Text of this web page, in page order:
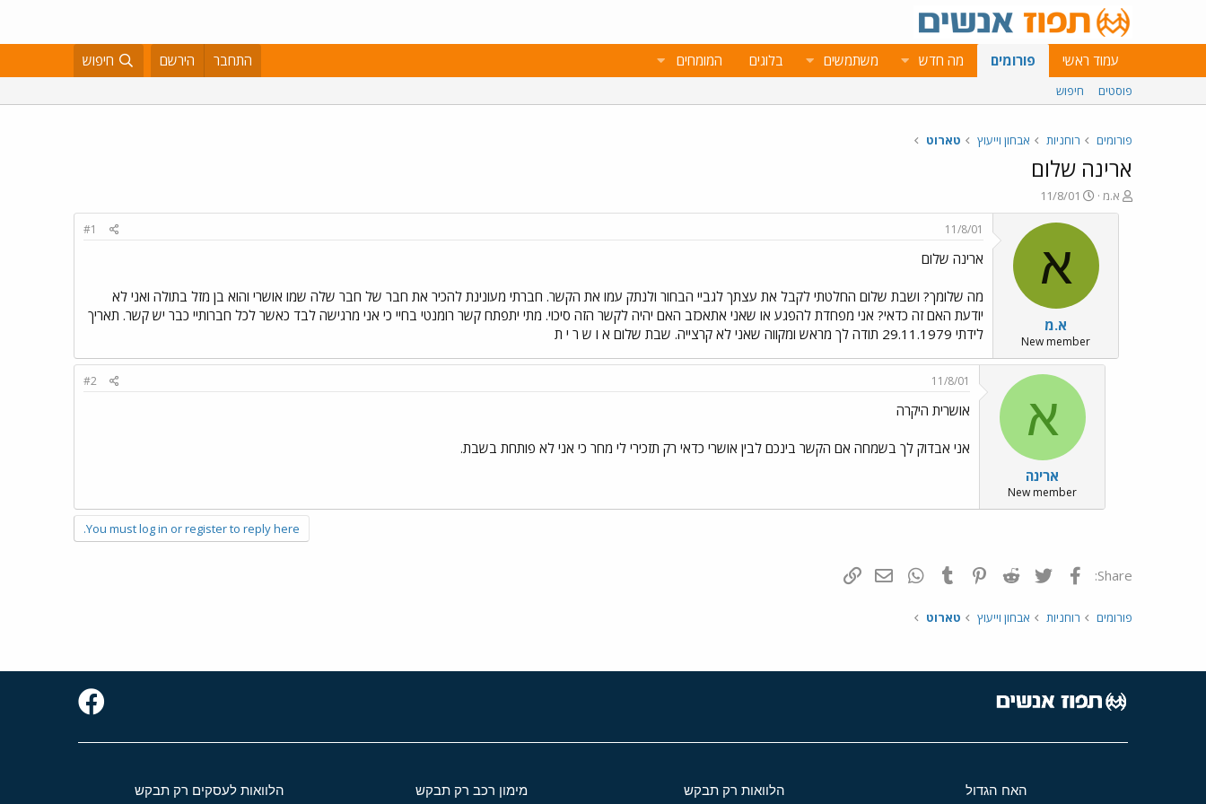
עמוד ראשי פורומים מה חדש משתמשים בלוגים המומחים התחבר הירשם חיפוש
פוסטים חיפוש
פורומים רוחניות אבחון וייעוץ טארוט
ארינה שלום
פ
ו
א.מ
פ
ו
ר
א
י
ך
11/8/01
א
א.מ
New member
11/8/01
#1
ארינה שלום
מה שלומך? ושבת שלום החלטתי לקבל את עצתך לגביי הבחור ולנתק עמו את הקשר. חברתי מעונינת להכיר את חבר של חבר שלה שמו אושרי והוא בן מזל בתולה ואני לא
יודעת האם זה כדאי? אני מפחדת להפגע או שאני אתאכזב האם יהיה לקשר הזה סיכוי. מתי יתפתח קשר רומנטי בחיי כי אני מרגישה לבד כאשר לכל חברותיי כבר יש קשר. תאריך
לידתי 29.11.1979 תודה לך מראש ומקווה שאני לא קרצייה. שבת שלום א ו ש ר י ת
א
ארינה
New member
11/8/01
#2
אושרית היקרה
אני אבדוק לך בשמחה אם הקשר בינכם לבין אושרי כדאי רק תזכירי לי מחר כי אני לא פותחת בשבת.
You must log in or register to reply here.
Share: פייסבוק Twitter
Reddit
Pinterest
Tumblr
WhatsAppדואר אלקטרוני
פורומים רוחניות אבחון וייעוץ טארוט
האח הגדול הלוואות רק תבקש מימון רכב רק תבקש הלוואות לעסקים רק תבקש